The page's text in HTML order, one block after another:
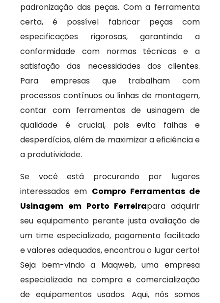
padronização das peças. Com a ferramenta
certa, é possível fabricar peças com
especificações rigorosas, garantindo a
conformidade com normas técnicas e a
satisfação das necessidades dos clientes.
Para empresas que trabalham com
processos contínuos ou linhas de montagem,
contar com ferramentas de usinagem de
qualidade é crucial, pois evita falhas e
desperdícios, além de maximizar a eficiência e
a produtividade.
Se você está procurando por lugares
interessados em Compro Ferramentas de
Usinagem em Porto Ferreirapara adquirir
seu equipamento perante justa avaliação de
um time especializado, pagamento facilitado
e valores adequados, encontrou o lugar certo!
Seja bem-vindo a Maqweb, uma empresa
especializada na compra e comercialização
de equipamentos usados. Aqui, nós somos